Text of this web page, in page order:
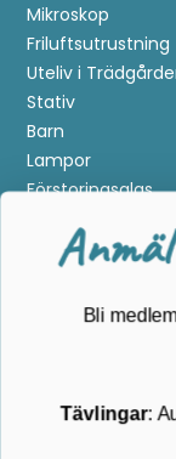
Mikroskop
Friluftsutrustning
Uteliv i
Stativ
Barn
Lampor
Förstoringsglas
Guider
Köpvillkor
Bli
Tävlingar: